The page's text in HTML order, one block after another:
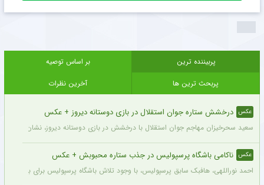
پربیننده ترین
بر اساس توصیه
پربحث ترین ها
آخرین نظرات
عکس درخشش ستاره جوان استقلال در بازی دوستانه دیروز + عکس
سعید سحرخیزان مهاجم جوان استقلال با درخشش در بازی دوستانه دیروز، نشان داد
عکس ناکامی باشگاه پرسپولیس در جذب ستاره محبوبش + عکس
احمد نوراللهی، هافبک سابق پرسپولیس، با وجود تلاش باشگاه پرسپولیس برای بازگشت